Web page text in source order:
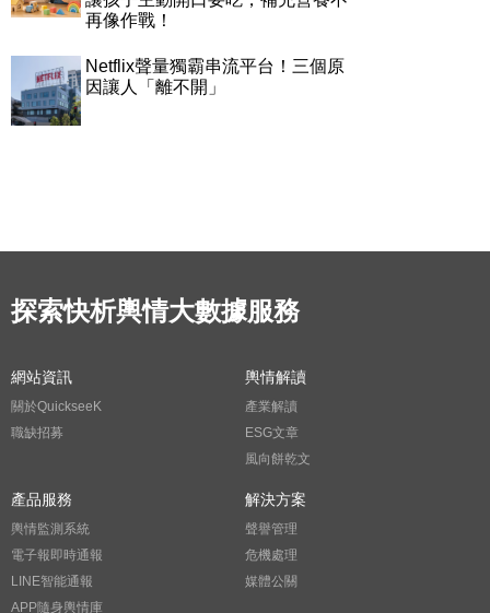
再像作戰！
Netflix聲量獨霸串流平台！三個原
因讓人「離不開」
探索快析輿情大數據服務
網站資訊
關於QuickseeK
職缺招募
輿情解讀
產業解讀
ESG文章
風向餅乾文
產品服務
輿情監測系統
電子報即時通報
LINE智能通報
APP隨身輿情庫
解決方案
聲譽管理
危機處理
媒體公關